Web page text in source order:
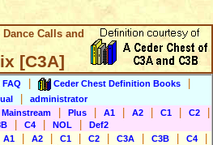
Calls and
[C3A]
FAQ Ceder Chest Definition Books
administrator
Plus A1 A2 C1 C2
C4 NOL
Def2
A1 A2 C1 C2 C3A C3B C4